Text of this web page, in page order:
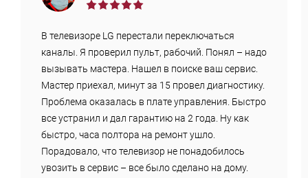
В телевизоре LG перестали переключаться
каналы. Я проверил пульт, рабочий. Понял – надо
вызывать мастера. Нашел в поиске ваш сервис.
Мастер приехал, минут за 15 провел диагностику.
Проблема оказалась в плате управления. Быстро
все устранил и дал гарантию на 2 года. Ну как
быстро, часа полтора на ремонт ушло.
Порадовало, что телевизор не понадобилось
увозить в сервис – все было сделано на дому.